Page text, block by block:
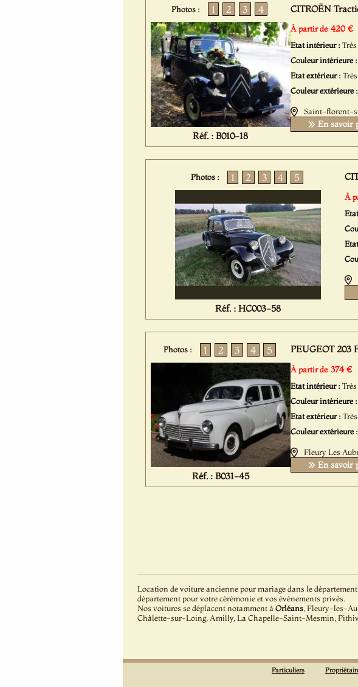
Photos : 1 2 3 4
Réf. : B010-18
CITROËN
À partir de 420 €
Etat intérieur :
Couleur intérieure :
Etat extérieur :
Couleur extérieure :
Saint-florent-
En savoir
Photos : 1 2 3 4 5
Réf. : HC003-58
À
Photos : 1 2 3 4 5
Réf. : B031-45
PEUGEOT 203
À partir de 374 €
Etat intérieur :
Couleur intérieure :
Etat extérieur :
Couleur extérieure :
Fleury Les
En savoir
Location de voiture ancienne pour mariage dans le
département pour votre cérémonie et vos événements privés.
Nos voitures se déplacent notamment à Orléans, Fleury-les-
Châlette-sur-Loing, Amilly, La Chapelle-Saint-Mesmin,
Particuliers